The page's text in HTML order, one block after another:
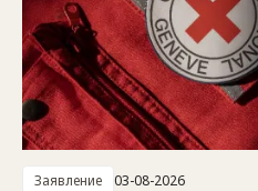
Заявление 03-08-2026